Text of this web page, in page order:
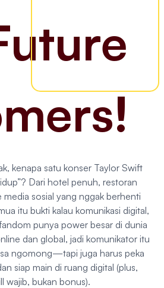
kenapa satu konser Taylor Swift
Dari hotel penuh, restoran
media sosial yang nggak berhenti
itu bukti kalau komunikasi digital,
punya power besar di dunia
dan global, jadi komunikator itu
ngomong—tapi juga harus peka
siap main di ruang digital (plus,
wajib, bukan bonus).